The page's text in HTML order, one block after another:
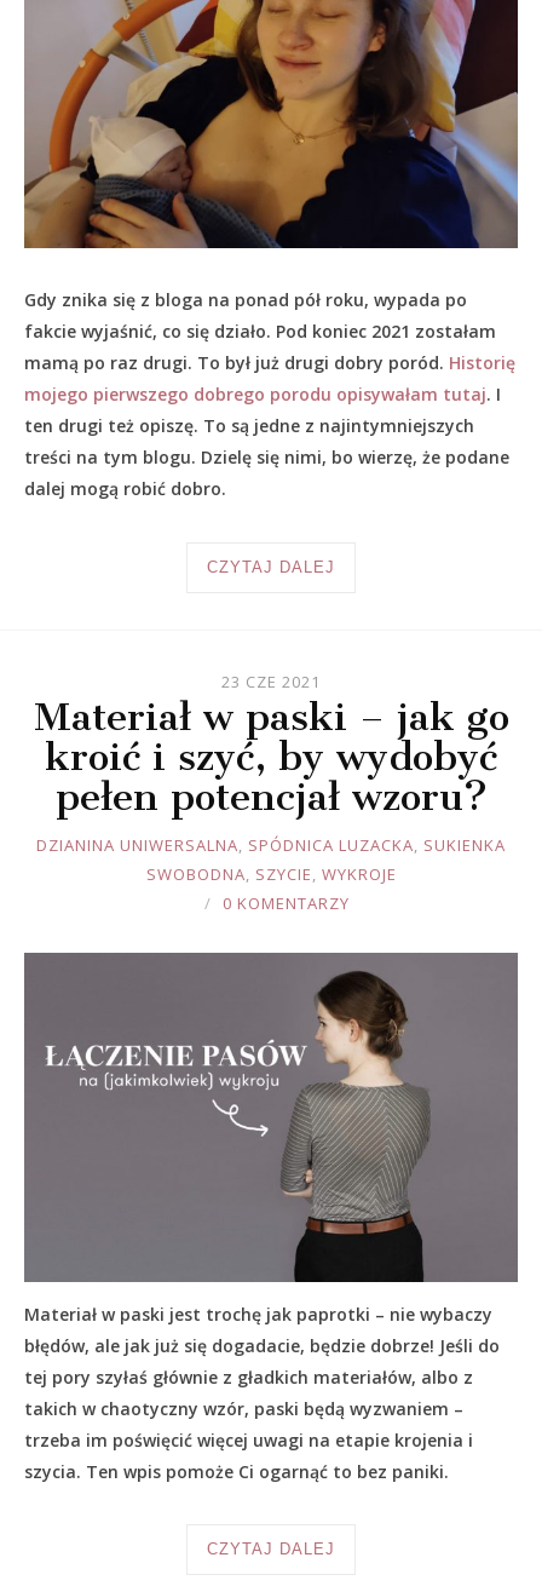
Gdy znika się z bloga na ponad pół roku, wypada po
fakcie wyjaśnić, co się działo. Pod koniec 2021 zostałam
mamą po raz drugi. To był już drugi dobry poród. Historię
mojego pierwszego dobrego porodu opisywałam tutaj. I
ten drugi też opiszę. To są jedne z najintymniejszych
treści na tym blogu. Dzielę się nimi, bo wierzę, że podane
dalej mogą robić dobro.
CZYTAJ DALEJ
23 CZE 2021
Materiał w paski – jak go
kroić i szyć, by wydobyć
pełen potencjał wzoru?
JOULE
DZIANINA UNIWERSALNA, SPÓDNICA LUZACKA, SUKIENKA
SWOBODNA, SZYCIE, WYKROJE
0 KOMENTARZY
Materiał w paski jest trochę jak paprotki – nie wybaczy
błędów, ale jak już się dogadacie, będzie dobrze! Jeśli do
tej pory szyłaś głównie z gładkich materiałów, albo z
takich w chaotyczny wzór, paski będą wyzwaniem –
trzeba im poświęcić więcej uwagi na etapie krojenia i
szycia. Ten wpis pomoże Ci ogarnąć to bez paniki.
CZYTAJ DALEJ